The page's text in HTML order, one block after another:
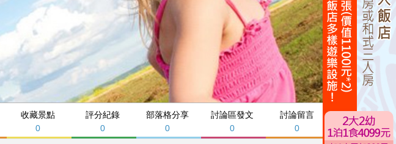
收藏景點
0
評分紀錄
0
部落格分享
0
討論區發文
0
討論留言
0